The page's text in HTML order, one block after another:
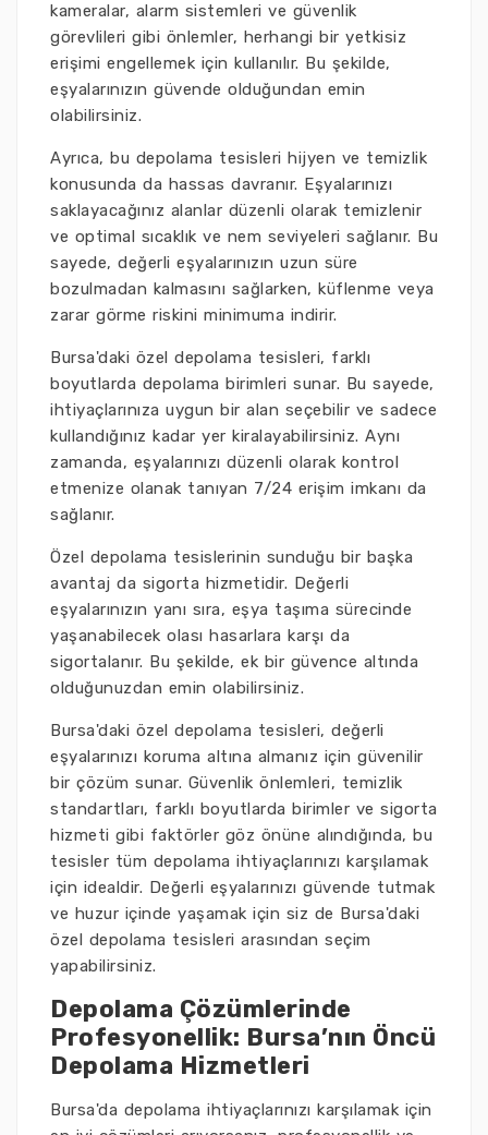
kameralar, alarm sistemleri ve güvenlik
görevlileri gibi önlemler, herhangi bir yetkisiz
erişimi engellemek için kullanılır. Bu şekilde,
eşyalarınızın güvende olduğundan emin
olabilirsiniz.
Ayrıca, bu depolama tesisleri hijyen ve temizlik
konusunda da hassas davranır. Eşyalarınızı
saklayacağınız alanlar düzenli olarak temizlenir
ve optimal sıcaklık ve nem seviyeleri sağlanır. Bu
sayede, değerli eşyalarınızın uzun süre
bozulmadan kalmasını sağlarken, küflenme veya
zarar görme riskini minimuma indirir.
Bursa'daki özel depolama tesisleri, farklı
boyutlarda depolama birimleri sunar. Bu sayede,
ihtiyaçlarınıza uygun bir alan seçebilir ve sadece
kullandığınız kadar yer kiralayabilirsiniz. Aynı
zamanda, eşyalarınızı düzenli olarak kontrol
etmenize olanak tanıyan 7/24 erişim imkanı da
sağlanır.
Özel depolama tesislerinin sunduğu bir başka
avantaj da sigorta hizmetidir. Değerli
eşyalarınızın yanı sıra, eşya taşıma sürecinde
yaşanabilecek olası hasarlara karşı da
sigortalanır. Bu şekilde, ek bir güvence altında
olduğunuzdan emin olabilirsiniz.
Bursa'daki özel depolama tesisleri, değerli
eşyalarınızı koruma altına almanız için güvenilir
bir çözüm sunar. Güvenlik önlemleri, temizlik
standartları, farklı boyutlarda birimler ve sigorta
hizmeti gibi faktörler göz önüne alındığında, bu
tesisler tüm depolama ihtiyaçlarınızı karşılamak
için idealdir. Değerli eşyalarınızı güvende tutmak
ve huzur içinde yaşamak için siz de Bursa'daki
özel depolama tesisleri arasından seçim
yapabilirsiniz.
Depolama Çözümlerinde
Profesyonellik: Bursa’nın Öncü
Depolama Hizmetleri
Bursa'da depolama ihtiyaçlarınızı karşılamak için